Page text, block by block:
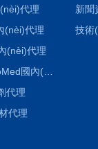
代理
(nèi)代理
(nèi)代理
Hyphen BioMed國內(nèi)代理
代理
代理
新聞
技術